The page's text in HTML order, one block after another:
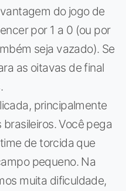
do jogo de
por 1 a 0 (ou por
seja vazado). Se
as oitavas de final
principalmente
Você pega
de torcida que
pequeno. Na
muita dificuldade,